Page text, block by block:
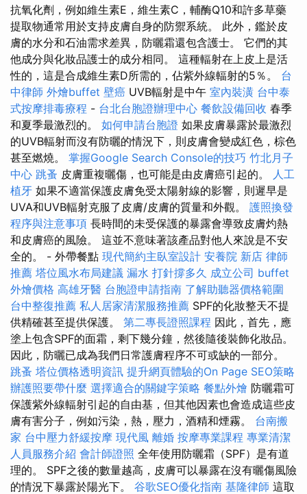
抗氧化劑，例如維生素E，維生素C，輔酶Q10和許多草藥
提取物通常用於支持皮膚自身的防禦系統。 此外，鑑於皮
膚的水分和石油需求差異，防曬霜還包含護士。 它們的其
他成分與化妝品護士的成分相同。 這種輻射在上皮上是活
性的，這是合成維生素D所需的，佔紫外線輻射的5％。 台
中律師 外燴buffet 壁癌 UVB輻射是中午 室內裝潢 台中泰
式按摩排毒療程 - 台北台胞證辦理中心 餐飲設備回收 春季
和夏季最激烈的。 如何申請台胞證 如果皮膚暴露於最激烈
的UVB輻射而沒有防曬的情況下，則皮膚會變成紅色，棕色
甚至燃燒。 掌握Google Search Console的技巧 竹北月子
中心 跳蚤 皮膚重複曬傷，也可能是由皮膚癌引起的。
人工
植牙 如果不適當保護皮膚免受太陽射線的影響，則遲早是
UVA和UVB輻射克服了皮膚/皮膚的質量和外觀。 護照換發
程序與注意事項 長時間的未受保護的暴露會導致皮膚灼熱
和皮膚癌的風險。 這並不意味著該產品對他人來說是不安
全的。 - 外帶餐點 現代簡約主臥室設計 安養院 新店 律師
推薦 塔位風水布局建議 漏水 打針撐多久 成立公司 buffet
外燴價格 高雄牙醫 台胞證申請指南 了解助聽器價格範圍
台中整復推薦 私人居家清潔服務推薦 SPF的化妝整天不提
供精確甚至提供保護。 第二專長證照課程 因此，首先，應
塗上包含SPF的面霜，剩下幾分鐘，然後隨後裝飾化妝品。
因此，防曬已成為我們日常護膚程序不可或缺的一部分。
跳蚤 塔位價格透明資訊 提升網頁體驗的On Page SEO策略
辦護照要帶什麼 選擇適合的關鍵字策略 餐點外燴 防曬霜可
保護紫外線輻射引起的自由基，但其他因素也會造成這些皮
膚有害分子，例如污染，熱，壓力，酒精和煙霧。 台南搬
家 台中壓力舒緩按摩 現代風 離婚 按摩專業課程 專業清潔
人員服務介紹 會計師證照 全年使用防曬霜（SPF）是有道
理的。 SPF之後的數量越高，皮膚可以暴露在沒有曬傷風險
的情況下暴露於陽光下。 谷歌SEO優化指南 基隆律師 這取